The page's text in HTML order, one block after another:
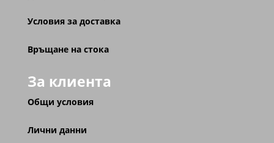
Условия за доставка
Връщане на стока
За клиента
Общи условия
Лични данни